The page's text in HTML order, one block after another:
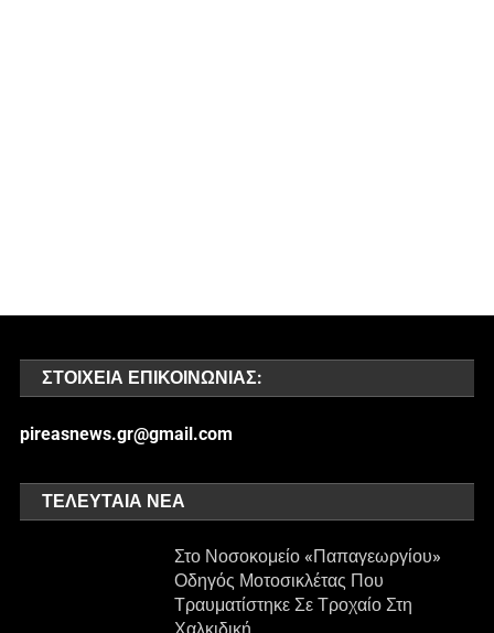
ΣΤΟΙΧΕΊΑ ΕΠΙΚΟΙΝΩΝΊΑΣ:
pireasnews.gr@gmail.com
ΤΕΛΕΥΤΑΊΑ ΝΈΑ
Στο Νοσοκομείο «Παπαγεωργίου»
Οδηγός Μοτοσικλέτας Που
Τραυματίστηκε Σε Τροχαίο Στη